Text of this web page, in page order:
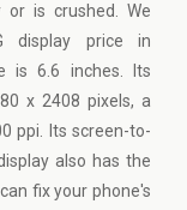
or is crushed. We
display price in
is 6.6 inches. Its
x 2408 pixels, a
ppi. Its screen-to-
also has the
fix your phone's